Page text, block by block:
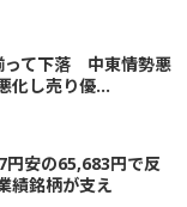
って下落 中東情勢悪
化し売り優...
円安の65,683円で反
績銘柄が支え